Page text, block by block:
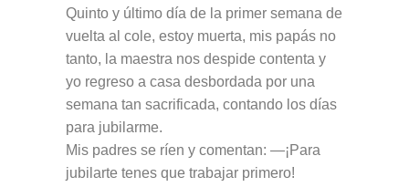
Quinto y último día de la primer semana de
vuelta al cole, estoy muerta, mis papás no
tanto, la maestra nos despide contenta y
yo regreso a casa desbordada por una
semana tan sacrificada, contando los días
para jubilarme.
Mis padres se ríen y comentan: —¡Para
jubilarte tenes que trabajar primero!